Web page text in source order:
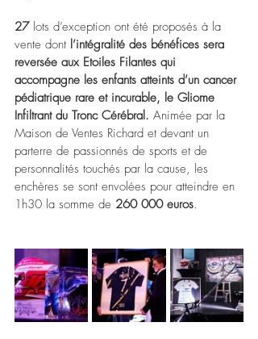
27 lots d’exception ont été proposés à la
vente dont l’intégralité des bénéfices sera
reversée aux Etoiles Filantes qui
accompagne les enfants atteints d’un cancer
pédiatrique rare et incurable, le Gliome
Infiltrant du Tronc Cérébral. Animée par la
Maison de Ventes Richard et devant un
parterre de passionnés de sports et de
personnalités touchés par la cause, les
enchères se sont envolées pour atteindre en
1h30 la somme de 260 000 euros.